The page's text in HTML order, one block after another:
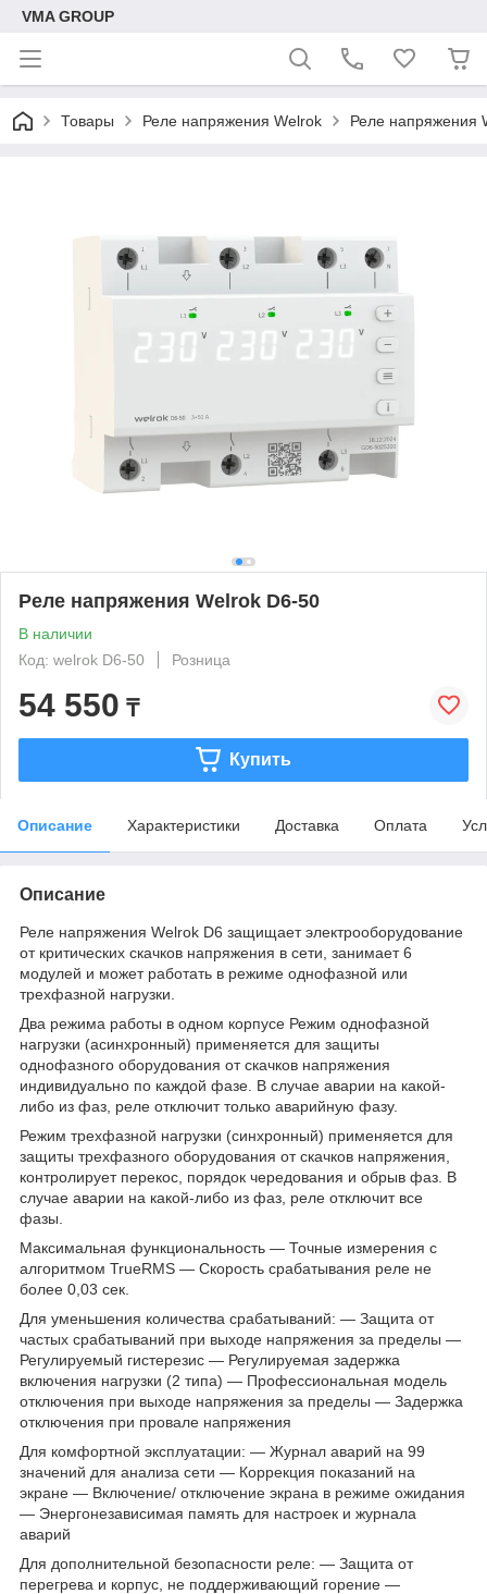
VMA GROUP
Товары Реле напряжения Welrok Реле напряжения
Реле напряжения Welrok D6-50
В наличии
Код: welrok D6-50
Розница
54 550 ₸
Купить
Описание Характеристики Доставка Оплата
Описание
Реле напряжения Welrok D6 защищает электрооборудование
от критических скачков напряжения в сети, занимает 6
модулей и может работать в режиме однофазной или
трехфазной нагрузки.
Два режима работы в одном корпусе Режим однофазной
нагрузки (асинхронный) применяется для защиты
однофазного оборудования от скачков напряжения
индивидуально по каждой фазе. В случае аварии на какой-
либо из фаз, реле отключит только аварийную фазу.
Режим трехфазной нагрузки (синхронный) применяется для
защиты трехфазного оборудования от скачков напряжения,
контролирует перекос, порядок чередования и обрыв фаз. В
случае аварии на какой-либо из фаз, реле отключит все
фазы.
Максимальная функциональность — Точные измерения с
алгоритмом TrueRMS — Скорость срабатывания реле не
более 0,03 сек.
Для уменьшения количества срабатываний: — Защита от
частых срабатываний при выходе напряжения за пределы —
Регулируемый гистерезис — Регулируемая задержка
включения нагрузки (2 типа) — Профессиональная модель
отключения при выходе напряжения за пределы — Задержка
отключения при провале напряжения
Для комфортной эксплуатации: — Журнал аварий на 99
значений для анализа сети — Коррекция показаний на
экране — Включение/ отключение экрана в режиме ожидания
— Энергонезависимая память для настроек и журнала
аварий
Для дополнительной безопасности реле: — Защита от
перегрева и корпус, не поддерживающий горение —